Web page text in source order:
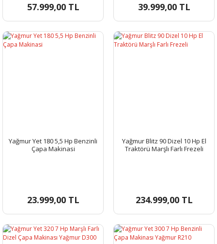
57.999,00 TL 39.999,00 TL
Yağmur Yet 180 5,5 Hp Benzinli
Çapa Makinasi
23.999,00 TL
Yağmur Blitz 90 Dizel 10 Hp El
Traktörü Marşlı Farlı Frezeli
234.999,00 TL